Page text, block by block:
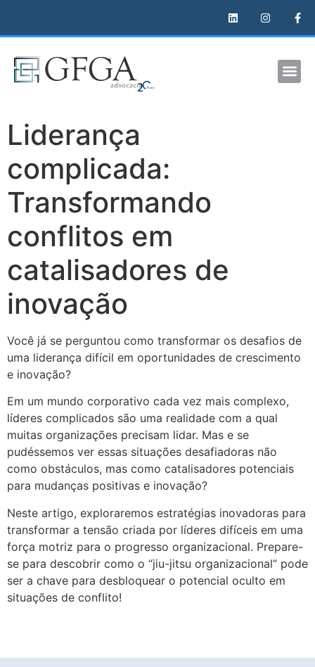
Liderança
complicada:
Transformando
conflitos em
catalisadores de
inovação
Você já se perguntou como transformar os desafios de
uma liderança difícil em oportunidades de crescimento
e inovação?
Em um mundo corporativo cada vez mais complexo,
líderes complicados são uma realidade com a qual
muitas organizações precisam lidar. Mas e se
pudéssemos ver essas situações desafiadoras não
como obstáculos, mas como catalisadores potenciais
para mudanças positivas e inovação?
Neste artigo, exploraremos estratégias inovadoras para
transformar a tensão criada por líderes difíceis em uma
força motriz para o progresso organizacional. Prepare-
se para descobrir como o “jiu-jitsu organizacional” pode
ser a chave para desbloquear o potencial oculto em
situações de conflito!